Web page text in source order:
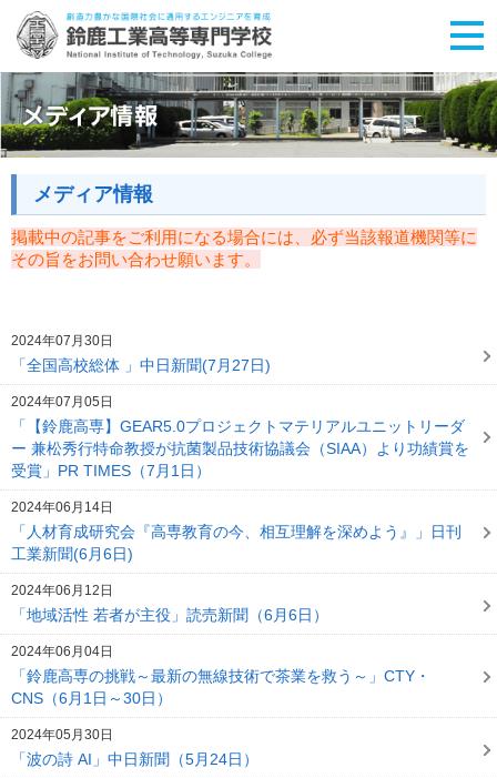
メディア情報
掲載中の記事をご利用になる場合には、必ず当該報道機関等に
その旨をお問い合わせ願います。
2024年07月30日
「全国高校総体 」中日新聞(7月27日)
2024年07月05日
「【鈴鹿高専】GEAR5.0プロジェクトマテリアルユニットリーダ
ー 兼松秀行特命教授が抗菌製品技術協議会（SIAA）より功績賞を
受賞」PR TIMES（7月1日）
2024年06月14日
「人材育成研究会『高専教育の今、相互理解を深めよう』」日刊
工業新聞(6月6日)
2024年06月12日
「地域活性 若者が主役」読売新聞（6月6日）
2024年06月04日
「鈴鹿高専の挑戦～最新の無線技術で茶業を救う～」CTY・
CNS（6月1日～30日）
2024年05月30日
「波の詩 AI」中日新聞（5月24日）